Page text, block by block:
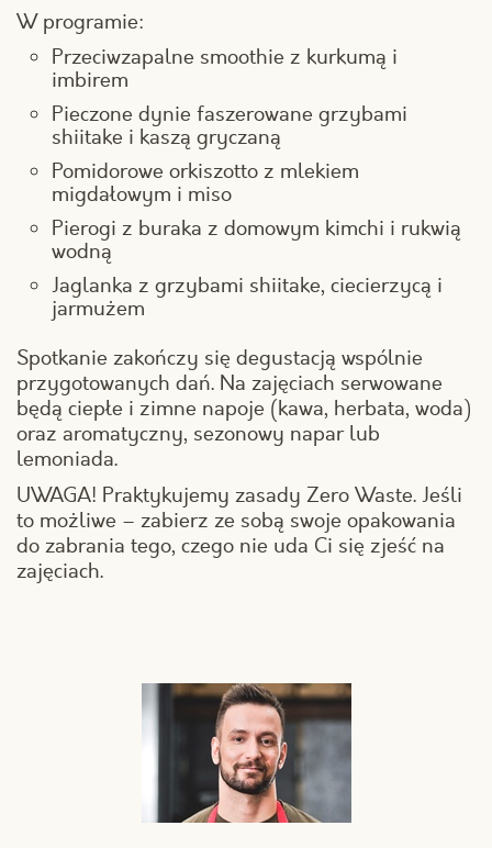
W programie:
Przeciwzapalne smoothie z kurkumą i
imbirem
Pieczone dynie faszerowane grzybami
shiitake i kaszą gryczaną
Pomidorowe orkiszotto z mlekiem
migdałowym i miso
Pierogi z buraka z domowym kimchi i rukwią
wodną
Jaglanka z grzybami shiitake, ciecierzycą i
jarmużem
Spotkanie zakończy się degustacją wspólnie
przygotowanych dań. Na zajęciach serwowane
będą ciepłe i zimne napoje (kawa, herbata, woda)
oraz aromatyczny, sezonowy napar lub
lemoniada.
UWAGA! Praktykujemy zasady Zero Waste. Jeśli
to możliwe – zabierz ze sobą swoje opakowania
do zabrania tego, czego nie uda Ci się zjeść na
zajęciach.